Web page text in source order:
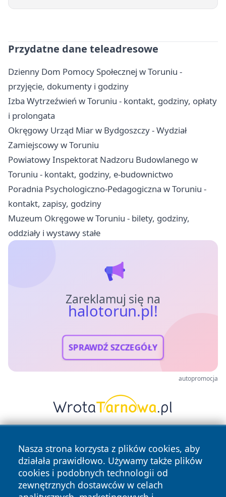
Przydatne dane teleadresowe
Dzienny Dom Pomocy Społecznej w Toruniu -
przyjęcie, dokumenty i godziny
Izba Wytrzeźwień w Toruniu - kontakt, godziny, opłaty
i prolongata
Okręgowy Urząd Miar w Bydgoszczy - Wydział
Zamiejscowy w Toruniu
Powiatowy Inspektorat Nadzoru Budowlanego w
Toruniu - kontakt, godziny, e-budownictwo
Poradnia Psychologiczno-Pedagogiczna w Toruniu -
kontakt, zapisy, godziny
Muzeum Okręgowe w Toruniu - bilety, godziny,
oddziały i wystawy stałe
Zareklamuj się na
halotorun.pl!
SPRAWDŹ SZCZEGÓŁY
autopromocja
Nasza strona korzysta z plików cookies, aby
działała prawidłowo. Używamy także plików
cookies i podobnych technologii od
zewnętrznych dostawców w celach